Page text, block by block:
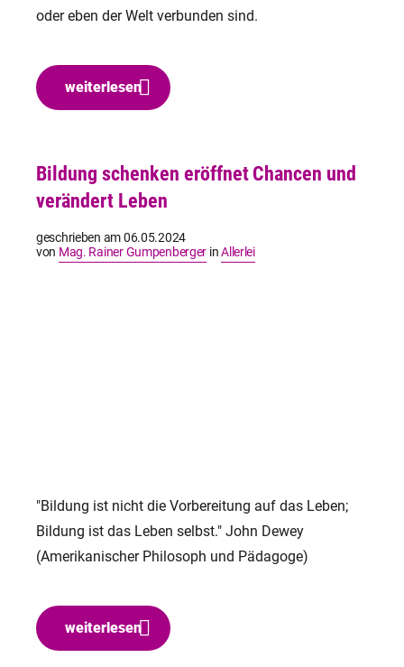
oder eben der Welt verbunden sind.
weiterlesen
Bildung schenken eröffnet Chancen und
verändert Leben
geschrieben am06.05.2024
von Mag. Rainer Gumpenberger inAllerlei
"Bildung ist nicht die Vorbereitung auf das Leben;
Bildung ist das Leben selbst." John Dewey
(Amerikanischer Philosoph und Pädagoge)
weiterlesen